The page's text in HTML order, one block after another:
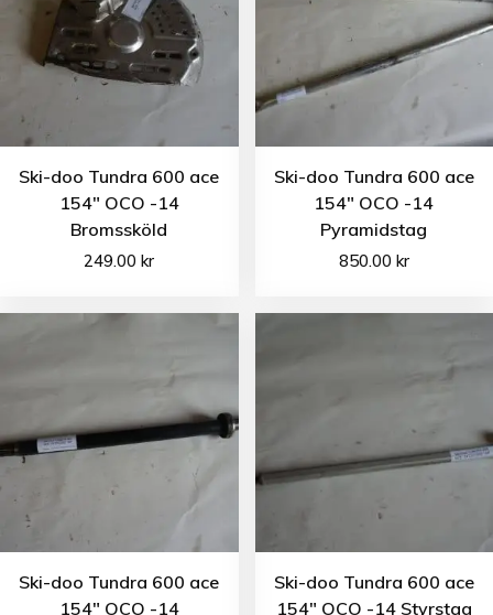
Ski-doo Tundra 600 ace
154″ OCO -14
Bromssköld
249.00kr
Ski-doo Tundra 600 ace
154″ OCO -14
Pyramidstag
850.00 kr
Ski-doo Tundra 600 ace
154″ OCO -14
Ski-doo Tundra 600 ace
154″ OCO -14 Styrstag